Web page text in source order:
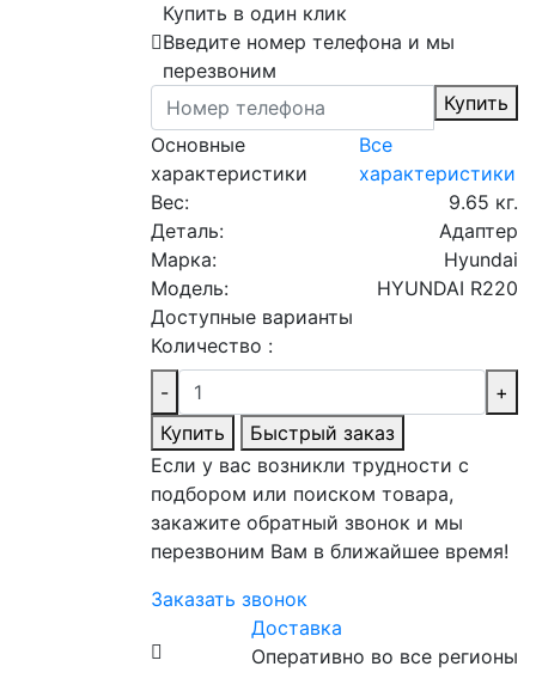
Купить в один клик
Введите номер телефона и мы
перезвоним
Купить
Основные
характеристики
Все
характеристики
Вес:
9.65 кг.
Деталь:
Адаптер
Марка:
Hyundai
Модель:
HYUNDAI R220
Доступные варианты
Количество :
-
+
Купить
Быстрый заказ
Если у вас возникли трудности с
подбором или поиском товара,
закажите обратный звонок и мы
перезвоним Вам в ближайшее время!
Заказать звонок
Доставка
Оперативно во все регионы